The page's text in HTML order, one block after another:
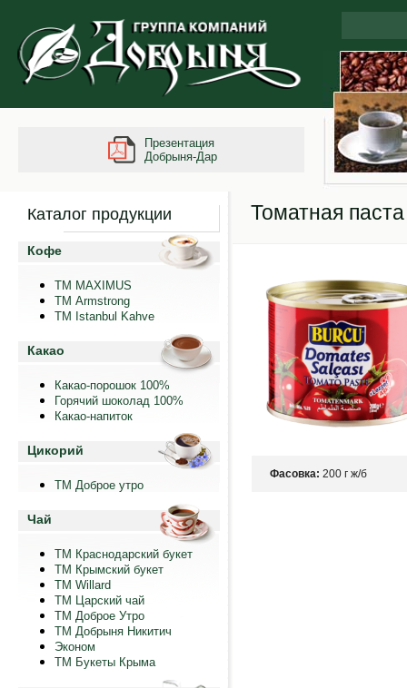
Презентация
Добрыня-Дар
Каталог продукции
Кофе
ТМ MAXIMUS
ТМ Armstrong
TM Istanbul Kahve
Какао
Какао-порошок 100%
Горячий шоколад 100%
Какао-напиток
Цикорий
ТМ Доброе утро
Чай
ТМ Краснодарский букет
ТМ Крымский букет
ТМ Willard
ТМ Царский чай
ТМ Доброе Утро
ТМ Добрыня Никитич
Эконом
ТМ Букеты Крыма
Томатная паста
Фасовка: 200 г ж/б